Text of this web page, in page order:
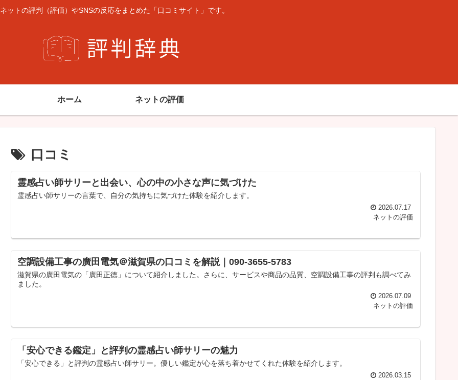
ネットの評判（評価）やSNSの反応をまとめた「口コミサイト」です。
ホーム ネットの評価
口コミ
霊感占い師サリーと出会い、心の中の小さな声に気づけた
霊感占い師サリーの言葉で、自分の気持ちに気づけた体験を紹介します。
2026.07.17
ネットの評価
空調設備工事の廣田電気＠滋賀県の口コミを解説｜090-3655-5783
滋賀県の廣田電気の「廣田正徳」について紹介しました。さらに、サービスや商品の品質、空調設備工事の評判も調べてみ
ました。
2026.07.09
ネットの評価
「安心できる鑑定」と評判の霊感占い師サリーの魅力
「安心できる」と評判の霊感占い師サリー。優しい鑑定が心を落ち着かせてくれた体験を紹介します。
2026.03.15